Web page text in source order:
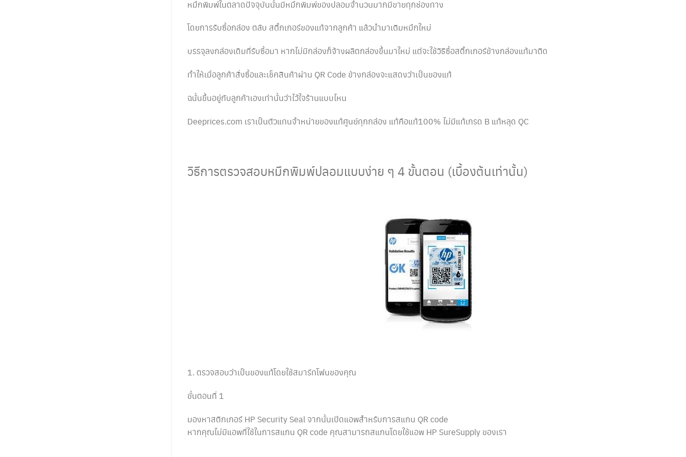
หมึกพิมพ์ในตลาดปัจจุบันนั้นมีหมึกพิมพ์ของปลอมจำนวนมากมีขายทุกช่องทาง
โดยการรับซื้อกล่อง ตลับ สติ๊กเกอร์ของแท้จากลูกค้า แล้วนำมาเติมหมึกใหม่
บรรจุลงกล่องเดิมที่รับซื้อมา หากไม่มีกล่องก็จ้างผลิตกล่องขึ้นมาใหม่ แต่จะใช้วิธีซื้อสติ๊กเกอร์ข้างกล่องแท้มาติด
ทำให้เมื่อลูกค้าสั่งซื้อและเช็คสินค้าผ่าน QR Code ข้างกล่องจะแสดงว่าเป็นของแท้
ฉนั้นขึ้นอยู่กับลูกค้าเองเท่านั้นว่าไว้ใจร้านแบบไหน
Deeprices.com เราเป็นตัวแทนจำหน่ายของแท้ศูนย์ทุกกล่อง แท้คือแท้100% ไม่มีแท้เกรด B แท้หลุด QC
วิธีการตรวจสอบหมึกพิมพ์ปลอมแบบง่าย ๆ 4 ขั้นตอน (เบื้องต้นเท่านั้น)
1. ตรวจสอบว่าเป็นของแท้โดยใช้สมาร์ทโฟนของคุณ
ขั้นตอนที่ 1
มองหาสติกเกอร์ HP Security Seal จากนั้นเปิดแอพสำหรับการสแกน QR code
หากคุณไม่มีแอพที่ใช้ในการสแกน QR code คุณสามารถสแกนโดยใช้แอพ HP SureSupply ของเรา